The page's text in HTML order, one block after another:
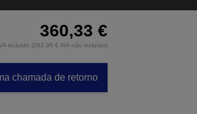
360,33 €
incluído (292,95 € IVA não incluído)
chamada de retorno